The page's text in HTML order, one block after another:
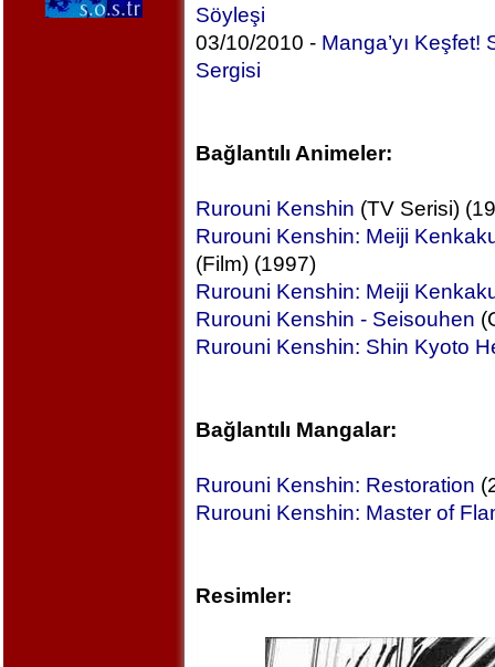
Söyleşi
03/10/2010 - Manga’yı
Sergisi
Bağlantılı Animeler:
Rurouni Kenshin (TV Serisi)
Rurouni Kenshin: Meiji
(Film) (1997)
Rurouni Kenshin: Meiji
Rurouni Kenshin - Seisouhen
Rurouni Kenshin: Shin Kyoto
Bağlantılı Mangalar:
Rurouni Kenshin: Restoration
Rurouni Kenshin: Master of
Resimler: